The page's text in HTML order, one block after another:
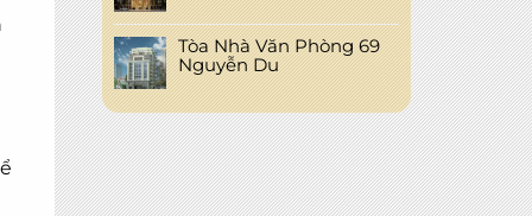
Tòa Nhà Văn Phòng 69
Nguyễn Du